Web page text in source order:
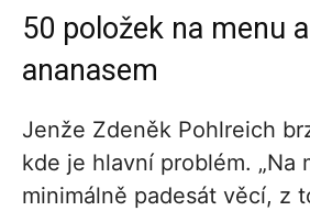
50 položek na menu
ananasem
Jenže Zdeněk Pohlreich
kde je hlavní problém. „Na
minimálně padesát věcí, z